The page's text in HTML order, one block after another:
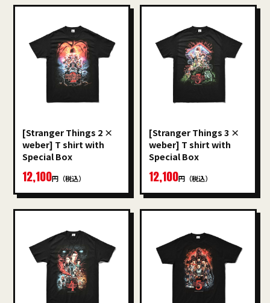
[Stranger Things 2 ×
weber] T shirt with
Special Box
12,100円（税込）
[Stranger Things 3 ×
weber] T shirt with
Special Box
12,100円（税込）